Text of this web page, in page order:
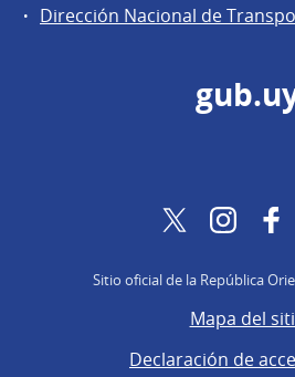
Dirección Nacional de
Twitter
Sitio oficial de la República
Mapa del
Declaración de